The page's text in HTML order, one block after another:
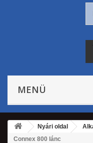
MENÜ
Nyári oldal
Connex 800 lánc